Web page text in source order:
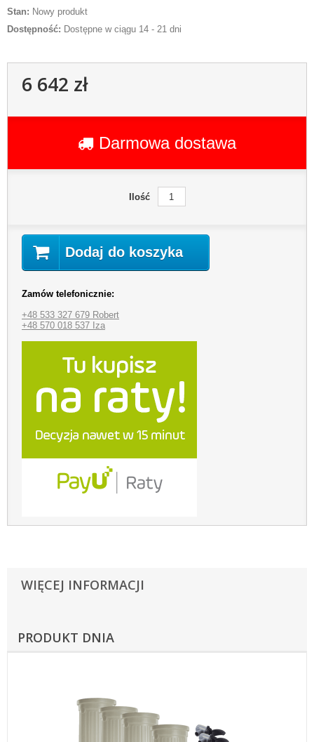
Stan: Nowy produkt
Dostępność: Dostępne w ciągu 14 - 21 dni
6 642 zł
Darmowa dostawa
Ilość
Dodaj do koszyka
Zamów telefonicznie:
+48 533 327 679 Robert
+48 570 018 537 Iza
WIĘCEJ INFORMACJI
PRODUKT DNIA